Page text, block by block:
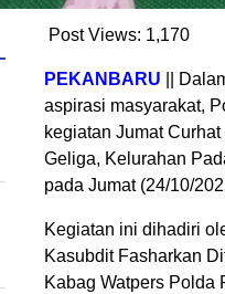
Post Views: 1,170
PEKANBARU ||
aspirasi masyarakat,
kegiatan Jumat
Geliga, Kelurahan
pada Jumat (24/10/
Kegiatan ini dihadiri
Kasubdit Fasharkan
Kabag Watpers Polda